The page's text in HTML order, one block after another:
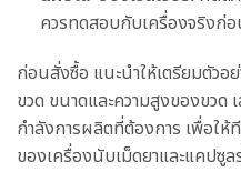
ควรทดสอบกับเครื่องจริงก่
ก่อนสั่งซื้อ แนะนำให้เตรียมตัวอ
ขวด ขนาดและความสูงของขวด
กำลังการผลิตที่ต้องการ เพื่อให้
ของเครื่องนับเม็ดยาและแคปซู